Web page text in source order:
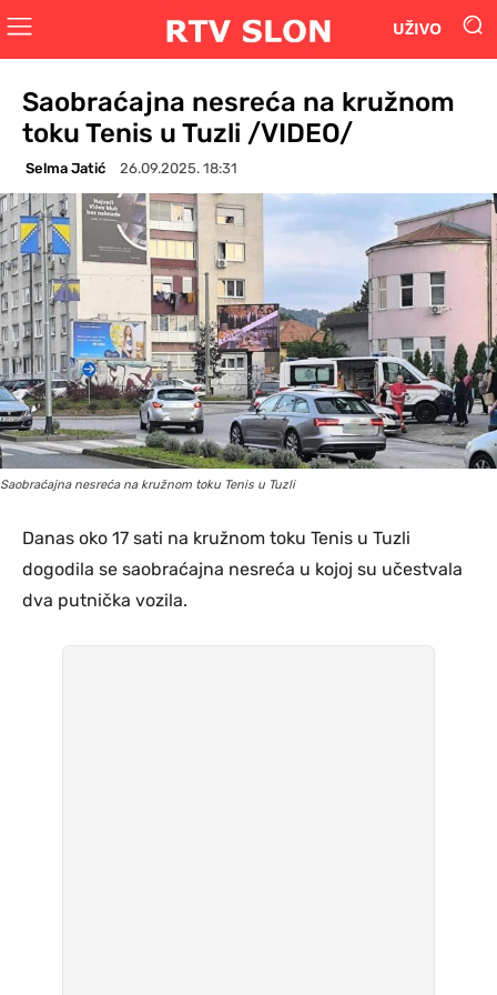
UŽIVO
Saobraćajna nesreća na kružnom
toku Tenis u Tuzli /VIDEO/
Selma Jatić 26.09.2025. 18:31
Saobraćajna nesreća na kružnom toku Tenis u Tuzli
Danas oko 17 sati na kružnom toku Tenis u Tuzli
dogodila se saobraćajna nesreća u kojoj su učestvala
dva putnička vozila.